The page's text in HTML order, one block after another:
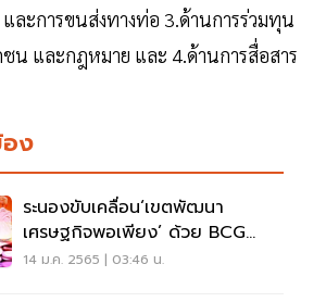
ละการขนส่งทางท่อ 3.ด้านการร่วมทุน
ชน และกฎหมาย และ 4.ด้านการสื่อสาร
ง
ระนองขับเคลื่อน‘เขตพัฒนา
เศรษฐกิจพอเพียง’ ด้วย BCG
Model
14 ม.ค. 2565 | 03:46 น.